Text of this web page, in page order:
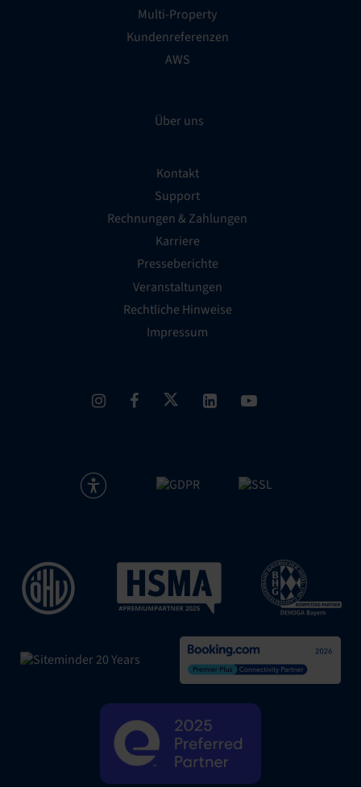
Multi-Property
Kundenreferenzen
AWS
Über uns
Kontakt
Support
Rechnungen & Zahlungen
Karriere
Presseberichte
Veranstaltungen
Rechtliche Hinweise
Impressum